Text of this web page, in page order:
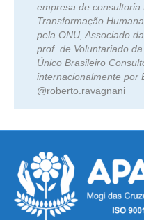
empresa de
Transformação
pela ONU, Associado
prof. de Voluntariado
Único Brasileiro
internacionalmente por
@roberto.ravagnani